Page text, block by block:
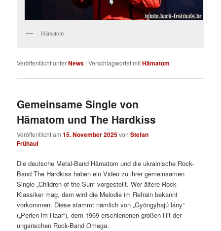
Hämatom
Veröffentlicht unterNews |Verschlagwortet mitHämatom
Gemeinsame Single von
Hämatom und The Hardkiss
Veröffentlicht am15. November 2025vonStefan
Frühauf
Die deutsche Metal-Band Hämatom und die ukrainische Rock-
Band The Hardkiss haben ein Video zu ihrer gemeinsamen
Single „Children of the Sun“ vorgestellt. Wer ältere Rock-
Klassiker mag, dem wird die Melodie im Refrain bekannt
vorkommen. Diese stammt nämlich von „Gyöngyhajú lány“
(„Perlen im Haar“), dem 1969 erschienenen großen Hit der
ungarischen Rock-Band Omega.